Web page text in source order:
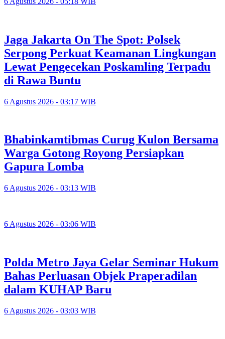
Jaga Jakarta On The Spot: Polsek
Serpong Perkuat Keamanan Lingkungan
Lewat Pengecekan Poskamling Terpadu
di Rawa Buntu
6 Agustus 2026 - 03:17 WIB
Bhabinkamtibmas Curug Kulon Bersama
Warga Gotong Royong Persiapkan
Gapura Lomba
6 Agustus 2026 - 03:13 WIB
6 Agustus 2026 - 03:06 WIB
Polda Metro Jaya Gelar Seminar Hukum
Bahas Perluasan Objek Praperadilan
dalam KUHAP Baru
6 Agustus 2026 - 03:03 WIB